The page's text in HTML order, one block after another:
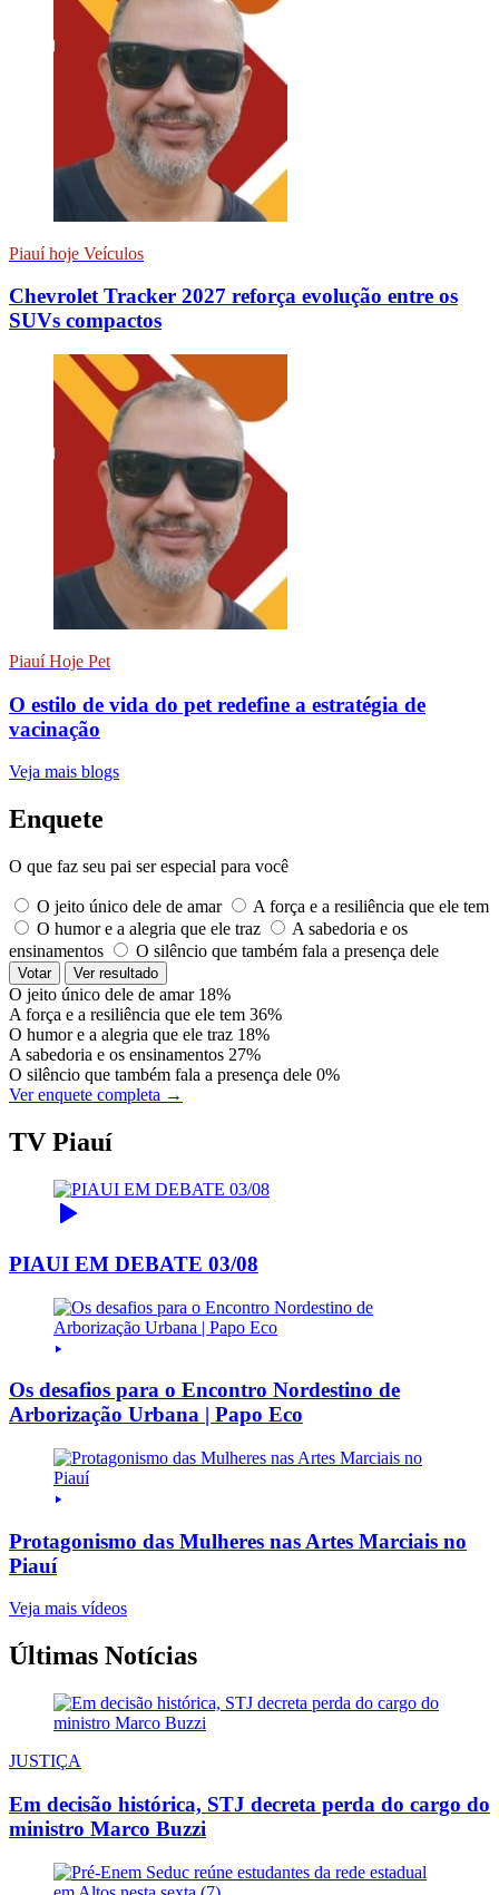
Piauí hoje Veículos
Chevrolet Tracker 2027 reforça evolução entre os
SUVs compactos
Piauí Hoje Pet
O estilo de vida do pet redefine a estratégia de
vacinação
Veja mais blogs
Enquete
O que faz seu pai ser especial para você
O jeito único dele de amar
A força e a resiliência que ele tem
O humor e a alegria que ele traz
A sabedoria e os
ensinamentos
O silêncio que também fala a presença dele
Votar Ver resultado
O jeito único dele de amar 18%
A força e a resiliência que ele tem 36%
O humor e a alegria que ele traz 18%
A sabedoria e os ensinamentos 27%
O silêncio que também fala a presença dele 0%
Ver enquete completa →
TV Piauí
PIAUI EM DEBATE 03/08
Os desafios para o Encontro Nordestino de
Arborização Urbana | Papo Eco
Protagonismo das Mulheres nas Artes Marciais no
Piauí
Veja mais vídeos
Últimas Notícias
JUSTIÇA
Em decisão histórica, STJ decreta perda do cargo do
ministro Marco Buzzi